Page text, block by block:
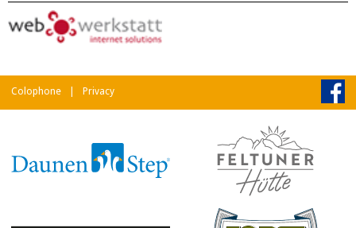
Colophone Privacy